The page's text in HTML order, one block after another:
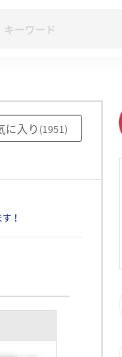
みんなの新卒就職
28卒 IT・DX現場
に入り (1951)
！